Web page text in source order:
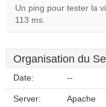
Un ping pour tester la
113 ms.
Organisation du
Date: --
Server: Apache